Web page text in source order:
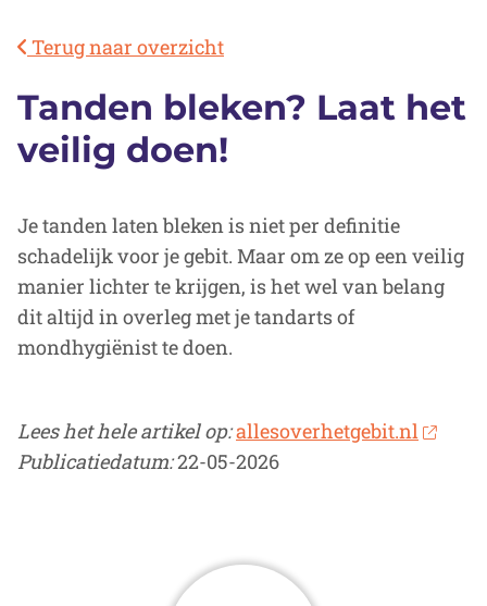
Terug naar overzicht
Tanden bleken? Laat het
veilig doen!
Je tanden laten bleken is niet per definitie
schadelijk voor je gebit. Maar om ze op een veilig
manier lichter te krijgen, is het wel van belang
dit altijd in overleg met je tandarts of
mondhygiënist te doen.
Lees het hele artikel op:allesoverhetgebit.nl
Publicatiedatum:22-05-2026